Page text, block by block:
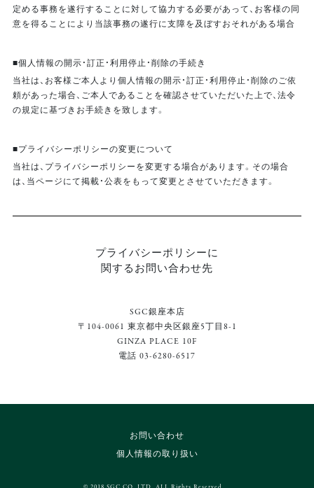
定める事務を遂行することに対して協力する必要があって、お客様の同
意を得ることにより当該事務の遂行に支障を及ぼすおそれがある場合
■個人情報の開示・訂正・利用停止・削除の手続き
当社は、お客様ご本人より個人情報の開示・訂正・利用停止・削除のご依
頼があった場合、ご本人であることを確認させていただいた上で、法令
の規定に基づきお手続きを致します。
■プライバシーポリシーの変更について
当社は、プライバシーポリシーを変更する場合があります。その場合
は、当ページにて掲載・公表をもって変更とさせていただきます。
プライバシーポリシーに
関するお問い合わせ先
SGC銀座本店
〒104-0061 東京都中央区銀座5丁目8-1
GINZA PLACE 10F
電話 03-6280-6517
お問い合わせ
個人情報の取り扱い